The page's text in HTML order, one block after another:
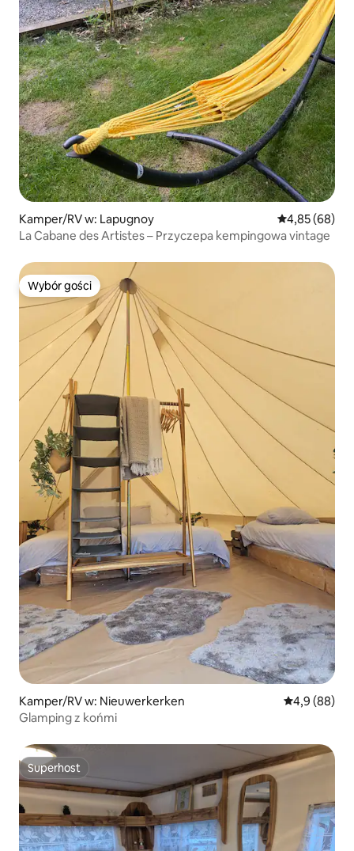
Kamper/RV w: Lapugnoy Średnia
4,85 (68)
La Cabane des Artistes – Przyczepa kempingowa vintage
Wybór gości
Wybór gości
Kamper/RV w: Nieuwerkerken Średnia
4,9 (88)
Glamping z końmi
Superhost
Superhost